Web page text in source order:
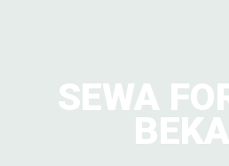
SEWA